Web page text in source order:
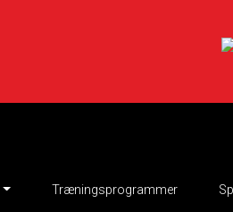
Træningsprogrammer